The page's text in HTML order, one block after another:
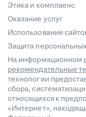
Этика и комплаенс
Оказание услуг
Использование
Защита
На информационном
рекомендательные
технологии
сбора,
относящихся к
«Интернет»,